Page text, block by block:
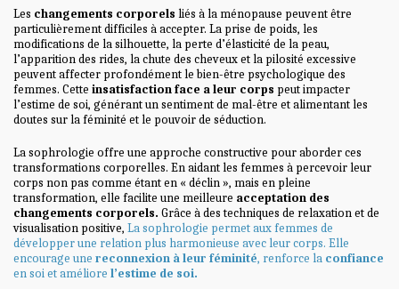
Les changements corporels liés à la ménopause peuvent être
particulièrement difficiles à accepter. La prise de poids, les
modifications de la silhouette, la perte d’élasticité de la peau,
l’apparition des rides, la chute des cheveux et la pilosité excessive
peuvent affecter profondément le bien-être psychologique des
femmes. Cette insatisfaction face a leur corps peut impacter
l’estime de soi, générant un sentiment de mal-être et alimentant les
doutes sur la féminité et le pouvoir de séduction.
La sophrologie offre une approche constructive pour aborder ces
transformations corporelles. En aidant les femmes à percevoir leur
corps non pas comme étant en « déclin », mais en pleine
transformation, elle facilite une meilleure acceptation des
changements corporels. Grâce à des techniques de relaxation et de
visualisation positive, La sophrologie permet aux femmes de
développer une relation plus harmonieuse avec leur corps. Elle
encourage une reconnexion à leur féminité, renforce la confiance
en soi et améliore l’estime de soi.